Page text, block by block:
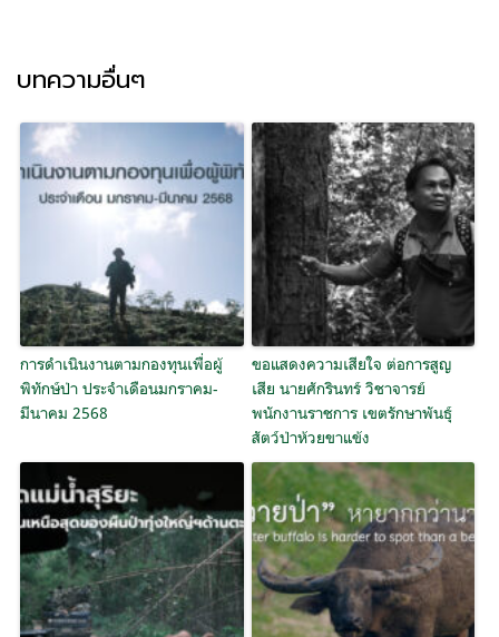
บทความอื่นๆ
การดำเนินงานตามกองทุนเพื่อผู้
พิทักษ์ป่า ประจำเดือนมกราคม-
มีนาคม 2568
ขอแสดงความเสียใจ ต่อการสูญ
เสีย นายศักรินทร์ วิชาจารย์
พนักงานราชการ เขตรักษาพันธุ์
สัตว์ป่าห้วยขาแข้ง